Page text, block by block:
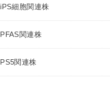
iPS細胞関連株
PFAS関連株
PS5関連株